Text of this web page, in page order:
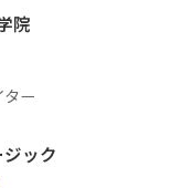
院
ー
ック